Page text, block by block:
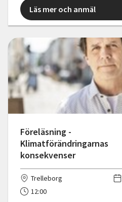
Läs mer och anmäl
Föreläsning -
Klimatförändringarnas
konsekvenser
Trelleborg
12:00